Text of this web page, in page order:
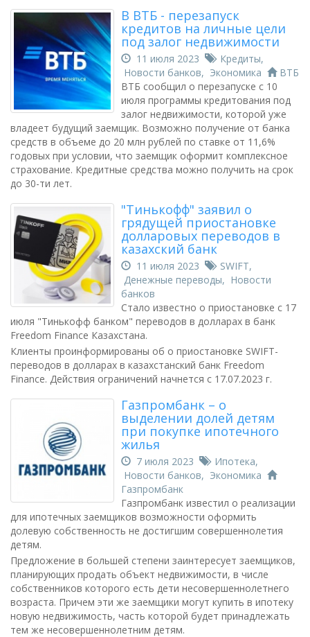
В ВТБ - перезапуск
кредитов на личные цели
под залог недвижимости
11 июля 2023 Кредиты,
Новости банков, Экономика
ВТБ
ВТБ сообщил о перезапуске с 10
июля программы кредитования под
залог недвижимости, которой уже
владеет будущий заемщик. Возможно получение от банка
средств в объеме до 20 млн рублей по ставке от 11,6%
годовых при условии, что заемщик оформит комплексное
страхование. Кредитные средства можно получить на срок
до 30-ти лет.
"Тинькофф" заявил о
грядущей приостановке
долларовых переводов в
казахский банк
11 июля 2023 SWIFT,
Денежные переводы, Новости
банков
Стало известно о приостановке с 17
июля "Тинькофф банком" переводов в долларах в банк
Freedom Finance Казахстана.
Клиенты проинформированы об о приостановке SWIFT-
переводов в долларах в казахстанский банк Freedom
Finance. Действия ограничений начнется с 17.07.2023 г.
Газпромбанк – о
выделении долей детям
при покупке ипотечного
жилья
7 июля 2023 Ипотека,
Новости банков, Экономика
Газпромбанк
Газпромбанк известил о реализации
для ипотечных заемщиков возможности оформить
долевую собственность не достигшим совершеннолетия
детям.
Предложение в большей степени заинтересует заемщиков,
планирующих продать объект недвижимости, в числе
собственников которого есть дети несовершеннолетнего
возраста. Причем эти же заемщики могут купить в ипотеку
новую недвижимость, часть которой будет принадлежать
тем же несовершеннолетним детям.